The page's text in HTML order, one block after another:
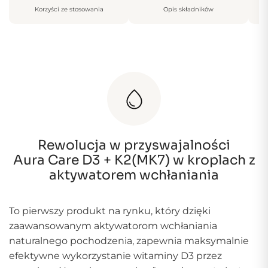
Korzyści ze stosowania Opis składników
Rewolucja w przyswajalności
Aura Care D3 + K2(MK7) w kroplach z
aktywatorem wchłaniania
To pierwszy produkt na rynku, który dzięki
zaawansowanym aktywatorom wchłaniania
naturalnego pochodzenia, zapewnia maksymalnie
efektywne wykorzystanie witaminy D3 przez